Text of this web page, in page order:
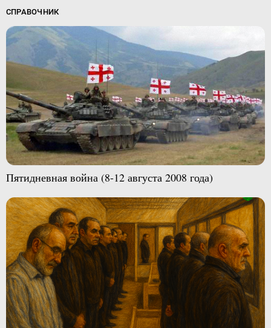
СПРАВОЧНИК
Пятидневная война (8-12 августа 2008 года)